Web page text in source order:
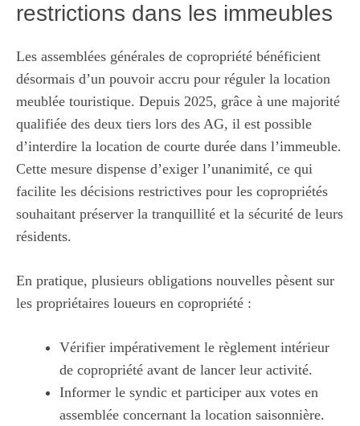
restrictions dans les immeubles
Les assemblées générales de copropriété bénéficient
désormais d’un pouvoir accru pour réguler la location
meublée touristique. Depuis 2025, grâce à une majorité
qualifiée des deux tiers lors des AG, il est possible
d’interdire la location de courte durée dans l’immeuble.
Cette mesure dispense d’exiger l’unanimité, ce qui
facilite les décisions restrictives pour les copropriétés
souhaitant préserver la tranquillité et la sécurité de leurs
résidents.
En pratique, plusieurs obligations nouvelles pèsent sur
les propriétaires loueurs en copropriété :
Vérifier impérativement le règlement intérieur
de copropriété avant de lancer leur activité.
Informer le syndic et participer aux votes en
assemblée concernant la location saisonnière.